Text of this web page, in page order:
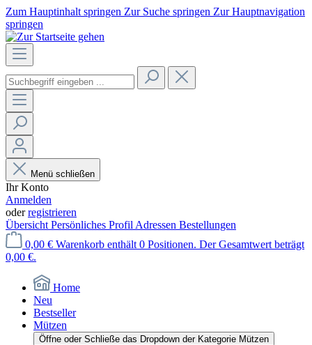
Zum Hauptinhalt springen Zur Suche springen Zur Hauptnavigation
springen
Menü schließen
Ihr Konto
Anmelden
oderregistrieren
Übersicht Persönliches Profil Adressen Bestellungen
0,00 € Warenkorb enthält 0 Positionen. Der Gesamtwert beträgt
0,00 €.
Home
Neu
Bestseller
Mützen
Öffne oder Schließe das Dropdown der Kategorie Mützen